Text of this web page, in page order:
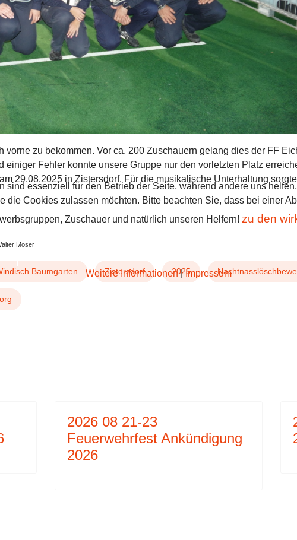
vorne zu bekommen. Vor ca. 200 Zuschauern gelang dies der FF
einiger Fehler konnte unsere Gruppe nur den vorletzten Platz
29.08.2025 in Zistersdorf. Für die musikalische Unterhaltung
Zuschauer und natürlich unseren Helfern! zu den
Moser
Baumgarten Zistersdorf 2025
2026 08 21-23
Feuerwehrfest Ankündigung
2026
essenziell für den Betrieb der Seite, während andere uns
die Cookies zulassen möchten. Bitte beachten Sie, dass bei einer
Weitere Informationen|Impressum